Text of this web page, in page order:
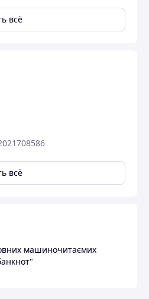
всё
всё
машиночитаємих